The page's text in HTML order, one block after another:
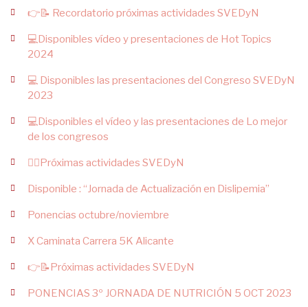
👉📝 Recordatorio próximas actividades SVEDyN
💻Disponibles vídeo y presentaciones de Hot Topics
2024
💻 Disponibles las presentaciones del Congreso SVEDyN
2023
💻Disponibles el vídeo y las presentaciones de Lo mejor
de los congresos
👉🏻Próximas actividades SVEDyN
Disponible : “Jornada de Actualización en Dislipemia”
Ponencias octubre/noviembre
X Caminata Carrera 5K Alicante
👉📝Próximas actividades SVEDyN
PONENCIAS 3º JORNADA DE NUTRICIÓN 5 OCT 2023